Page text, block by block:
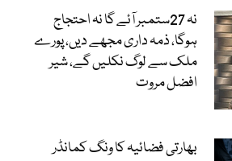
نہ 27ستمبر آئے گا نہ احتجاج
ہوگا، ذمہ داری مجھے دیں، پورے
ملک سے لوگ نکلیں گے، شیر
افضل مروت
بھارتی فضائیہ کا ونگ کمانڈر